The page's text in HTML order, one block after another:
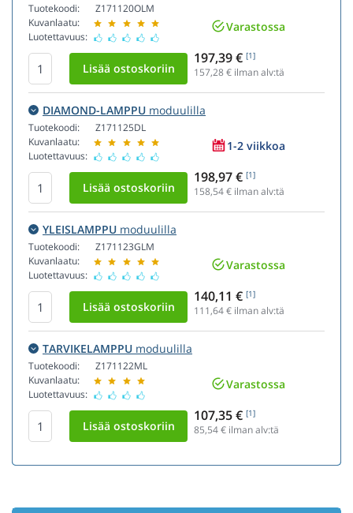
Tuotekoodi:
Kuvanlaatu:
Luotettavuus:
Z171120OLM
Varastossa
197,39 € [1]
157,28€ ilman alv:tä
DIAMOND-LAMPPU moduulilla
Tuotekoodi:
Kuvanlaatu:
Luotettavuus:
Z171125DL
1-2 viikkoa
198,97 € [1]
158,54€ ilman alv:tä
YLEISLAMPPU moduulilla
Tuotekoodi:
Kuvanlaatu:
Luotettavuus:
Z171123GLM
Varastossa
140,11 € [1]
111,64€ ilman alv:tä
TARVIKELAMPPU moduulilla
Tuotekoodi:
Kuvanlaatu:
Luotettavuus:
Z171122ML
Varastossa
107,35 € [1]
85,54€ ilman alv:tä